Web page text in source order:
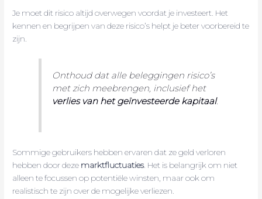
Je moet dit risico altijd overwegen voordat je investeert. Het
kennen en begrijpen van deze risico’s helpt je beter voorbereid te
zijn.
Onthoud dat alle beleggingen risico’s
met zich meebrengen, inclusief het
verlies van het geïnvesteerde kapitaal.
Sommige gebruikers hebben ervaren dat ze geld verloren
hebben door deze marktfluctuaties. Het is belangrijk om niet
alleen te focussen op potentiële winsten, maar ook om
realistisch te zijn over de mogelijke verliezen.